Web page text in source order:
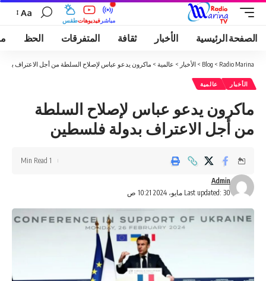
طقسفيديوهات مباشر
Aa
الصفحة الرئيسية الأخبار ثقافة المتفرقات الحظ
Radio Marina
>
Blog
> الأخبار > عالمية > ماكرون يدعو عباس لإصلاح السلطة من أجل الاعتراف
الأخبار عالمية
ماكرون يدعو عباس لإصلاح السلطة
من أجل الاعتراف بدولة فلسطين
Last updated: 30 مايو، 2024 10:21 ص
Admin
1 Min Read